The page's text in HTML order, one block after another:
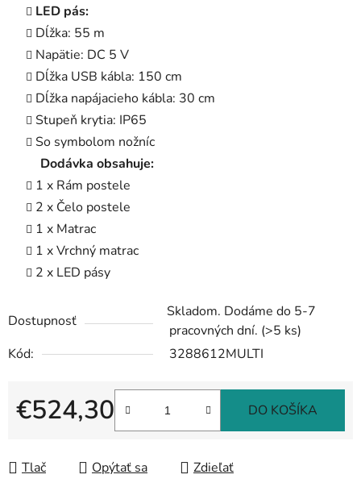
LED pás:
Dĺžka: 55 m
Napätie: DC 5 V
Dĺžka USB kábla: 150 cm
Dĺžka napájacieho kábla: 30 cm
Stupeň krytia: IP65
So symbolom nožníc
Dodávka obsahuje:
1 x Rám postele
2 x Čelo postele
1 x Matrac
1 x Vrchný matrac
2 x LED pásy
Dostupnosť
Skladom. Dodáme do 5-7
pracovných dní. (>5 ks)
Kód:
3288612MULTI
€524,30 DO KOŠÍKA
Tlač Opýtať sa Zdieľať